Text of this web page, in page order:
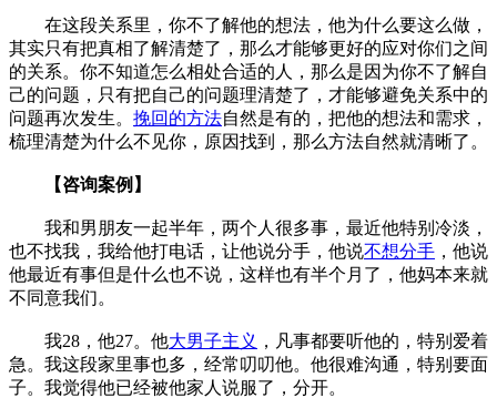
在这段关系里，你不了解他的想法，他为什么要这么做，
其实只有把真相了解清楚了，那么才能够更好的应对你们之间
的关系。你不知道怎么相处合适的人，那么是因为你不了解自
己的问题，只有把自己的问题理清楚了，才能够避免关系中的
问题再次发生。 挽回的方法自然是有的，把他的想法和需求，
梳理清楚为什么不见你，原因找到，那么方法自然就清晰了。
【咨询案例】
我和男朋友一起半年，两个人很多事，最近他特别冷淡，
也不找我，我给他打电话，让他说分手，他说不想分手 ，他说
他最近有事但是什么也不说，这样也有半个月了，他妈本来就
不同意我们。
我28，他27。他大男子主义 ，凡事都要听他的，特别爱着
急。我这段家里事也多，经常叨叨他。他很难沟通，特别要面
子。我觉得他已经被他家人说服了，分开。